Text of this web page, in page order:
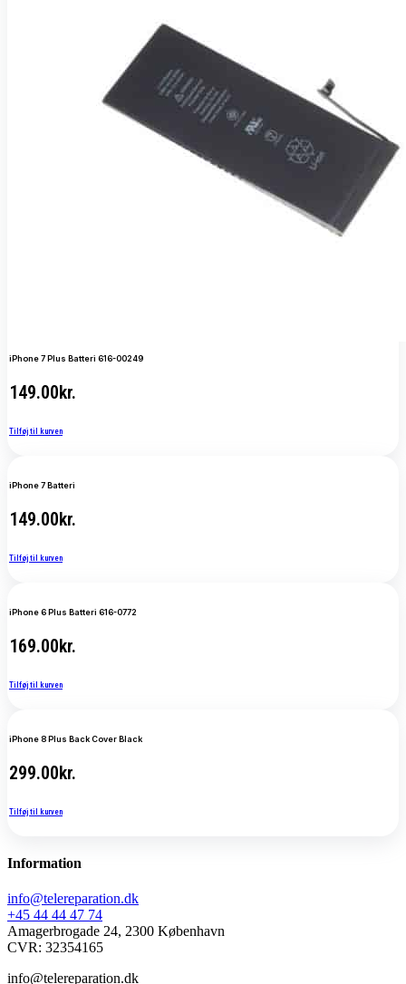
iPhone 7 Plus Batteri 616-00249
149.00kr.
Tilføj til kurven
iPhone 7 Batteri
149.00kr.
Tilføj til kurven
iPhone 6 Plus Batteri 616-0772
169.00kr.
Tilføj til kurven
iPhone 8 Plus Back Cover Black
299.00kr.
Tilføj til kurven
Information
info@telereparation.dk
+45 44 44 47 74
Amagerbrogade 24, 2300 København
CVR: 32354165
info@telereparation.dk